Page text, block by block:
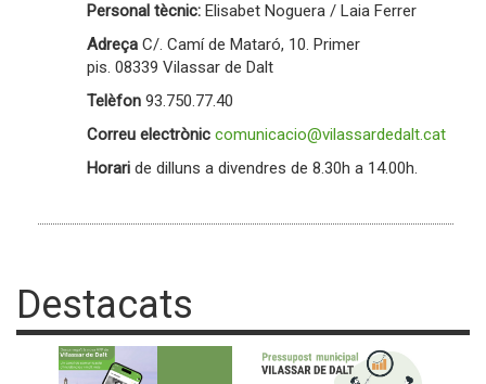
Personal tècnic: Elisabet Noguera / Laia Ferrer
Adreça C/. Camí de Mataró, 10. Primer
pis. 08339 Vilassar de Dalt
Telèfon 93.750.77.40
Correu electrònic comunicacio@vilassardedalt.cat
Horari de dilluns a divendres de 8.30h a 14.00h.
Destacats